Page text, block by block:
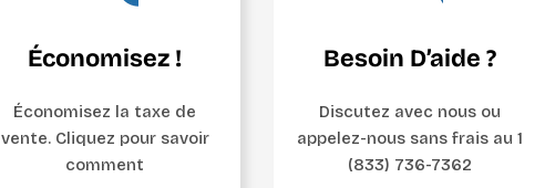
Économisez !
Économisez la taxe de
vente. Cliquez pour savoir
comment
Besoin D’aide ?
Discutez avec nous ou
appelez-nous sans frais au 1
(833) 736-7362